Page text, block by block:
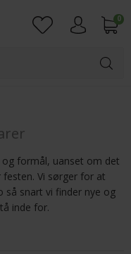
0
formål, uanset om det
Vi sørger for at
så snart vi finder nye og
inde for.